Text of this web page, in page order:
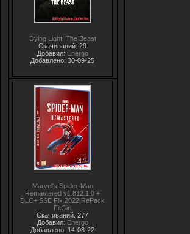
Dying Light: The Beast
Скачиваний: 29
Добавил: Energo
Добавлено: 30-09-25
Marvel's Spider-Man
Remastered v1.812.1.0 +
DLC+ SSE Fix 2022 RePack
FitGirl
Скачиваний: 277
Добавил: Energo
Добавлено: 14-08-22